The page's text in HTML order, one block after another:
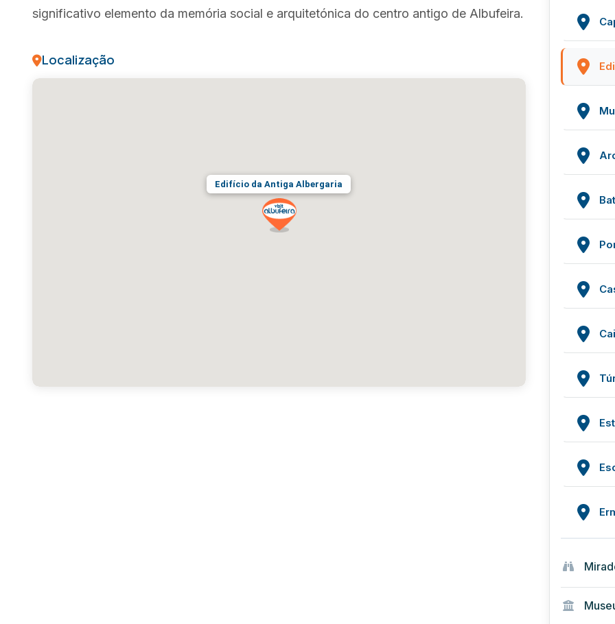
significativo elemento da memória social e arquitetónica do centro antigo de Albufeira.
Localização
Edifício da Antiga Albergaria